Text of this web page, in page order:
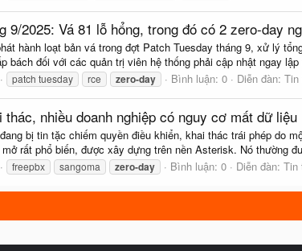
9/2025: Vá 81 lỗ hổng, trong đó có 2 zero-day
hành loạt bản vá trong đợt Patch Tuesday tháng 9, xử lý
bách đối với các quản trị viên hệ thống phải cập nhật ngay
patch tuesday rce zero-day Bình luận: 0 Diễn đàn: Tin
thác, nhiều doanh nghiệp có nguy cơ mất dữ liệu
bị tin tặc chiếm quyền điều khiển, khai thác trái phép do
rất phổ biến, được xây dựng trên nền Asterisk. Nó thường
freepbx sangoma zero-day Bình luận: 0 Diễn đàn: Tin